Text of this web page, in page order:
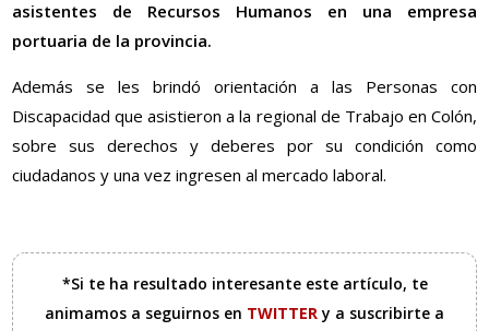
asistentes de Recursos Humanos en una empresa
portuaria de la provincia.
Además se les brindó orientación a las Personas con
Discapacidad que asistieron a la regional de Trabajo en Colón,
sobre sus derechos y deberes por su condición como
ciudadanos y una vez ingresen al mercado laboral.
*Si te ha resultado interesante este artículo, te
animamos a seguirnos en TWITTERy a suscribirte a